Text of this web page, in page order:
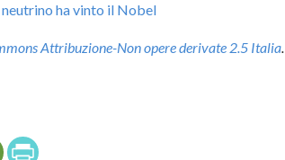
neutrino ha vinto il Nobel
Attribuzione-Non opere derivate 2.5 Italia.